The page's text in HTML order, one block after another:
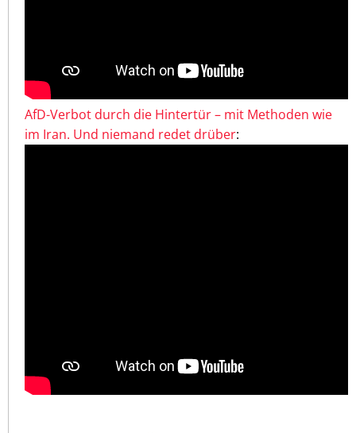
AfD-Verbot durch die Hintertür – mit Methoden wie
im Iran. Und niemand redet drüber: